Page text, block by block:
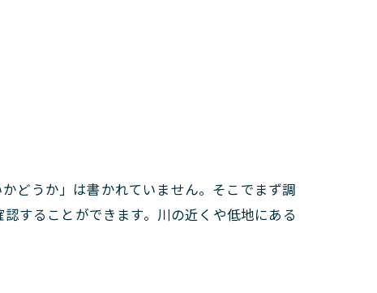
どうか」は書かれていません。そこでまず調
することができます。川の近くや低地にある